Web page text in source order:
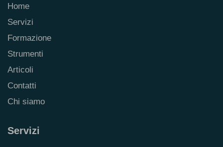
Home
Servizi
Formazione
Strumenti
Articoli
Contatti
Chi siamo
Servizi